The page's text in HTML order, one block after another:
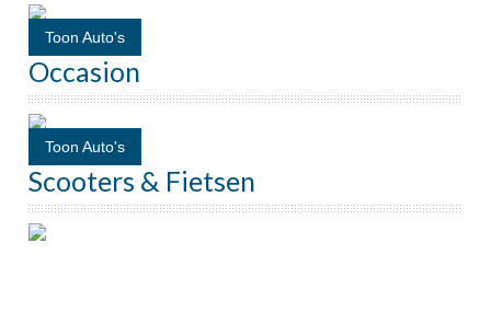
OVERIGE SERVICES
Onderhoud
Koplamp refinish
Toon Auto's
Occasion
Toon Auto's
Scooters & Fietsen